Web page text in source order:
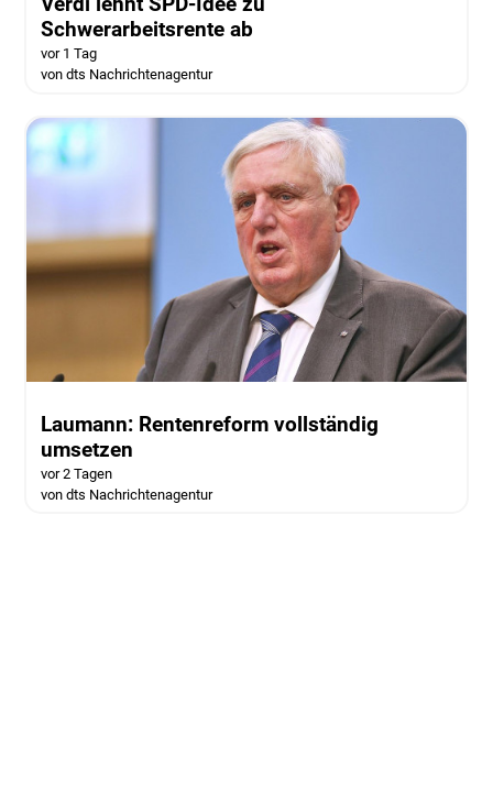
Schwerarbeitsrente ab
vor 1 Tag
von dts Nachrichtenagentur
Laumann: Rentenreform vollständig
umsetzen
vor 2 Tagen
von dts Nachrichtenagentur